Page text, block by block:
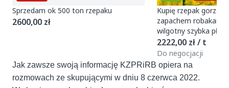
Sprzedam ok 500 ton rzepaku
2600,00 zł
Kupię rzepak gorzej
zapachem robakami zanieczyszczony
2222,00 zł / t
Do negocjacji
Jak zawsze swoją informację KZPRiRB opiera na
rozmowach ze skupującymi w dniu 8 czerwca 2022.